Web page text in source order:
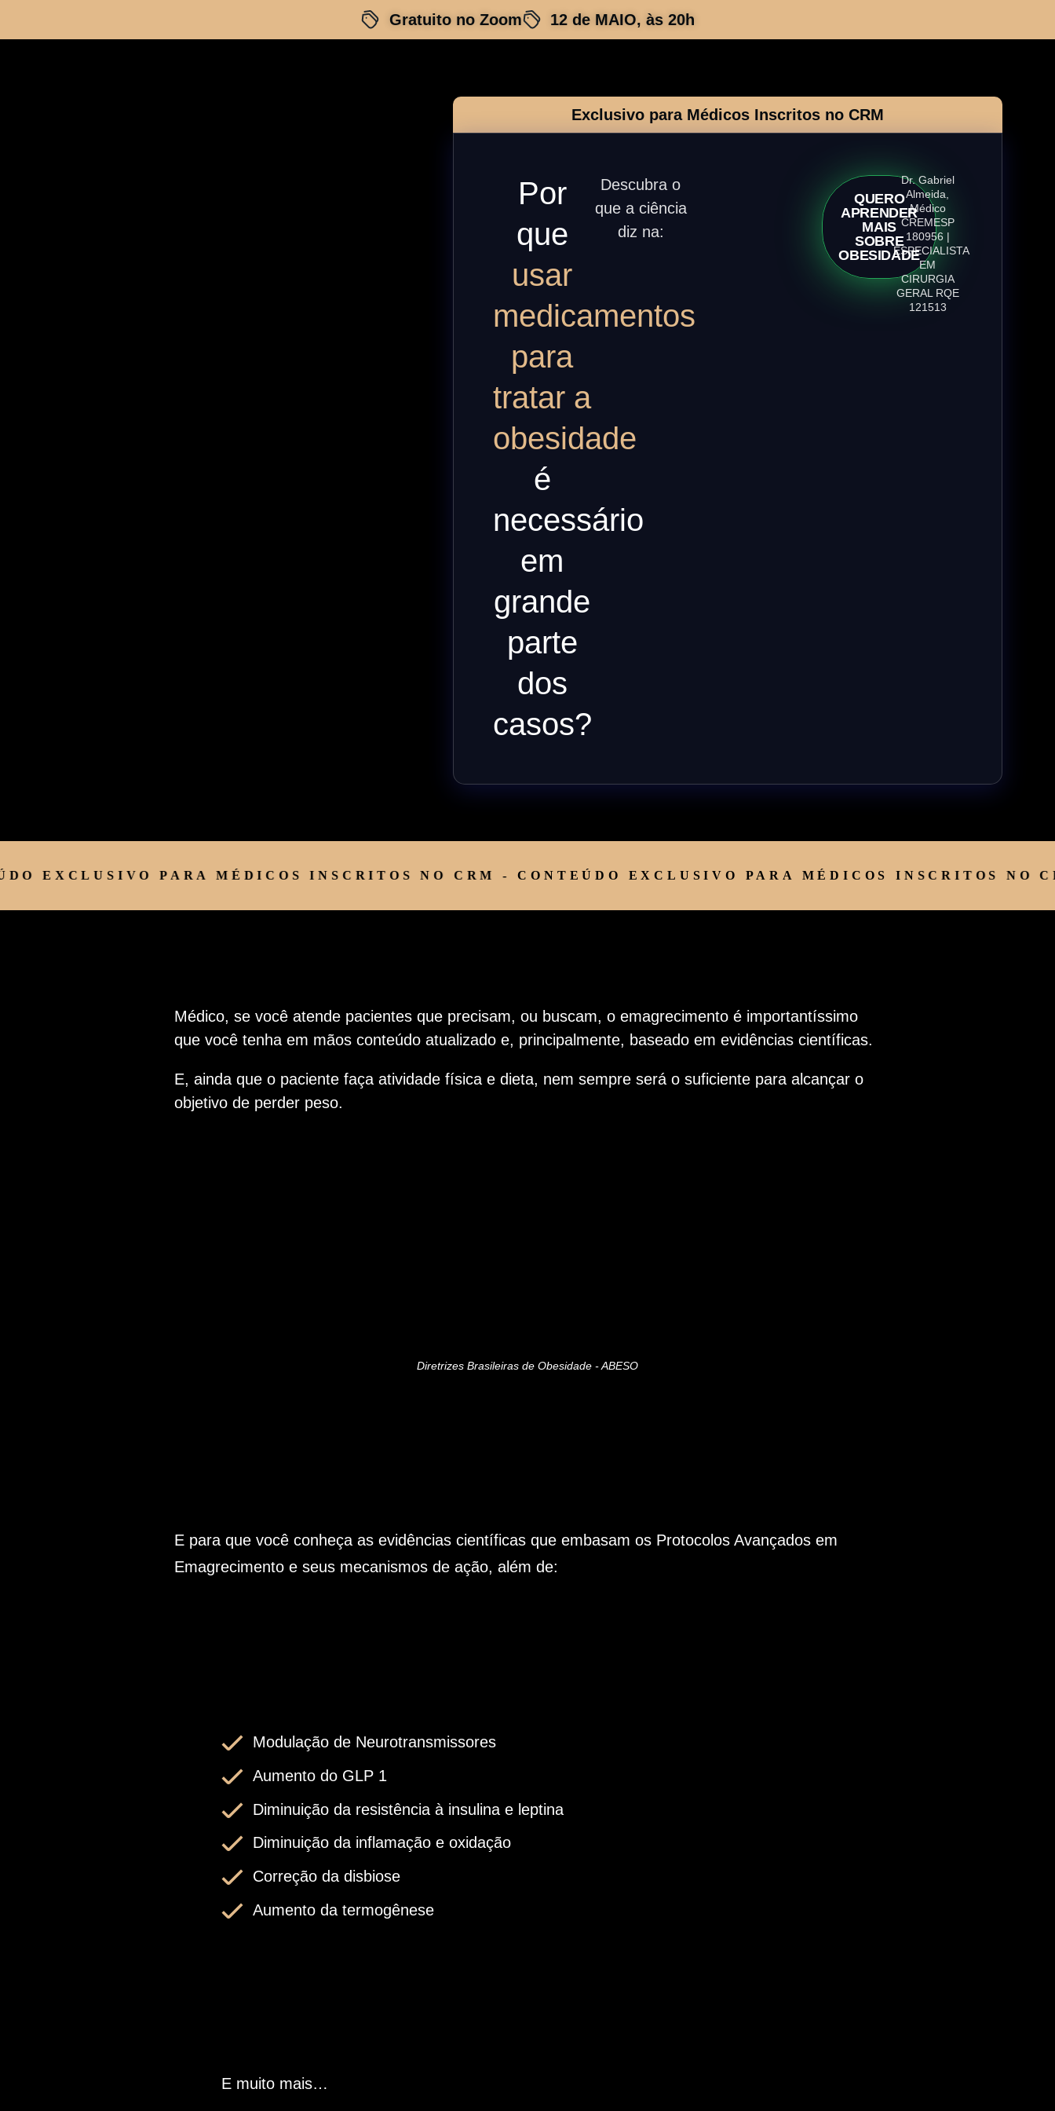
Gratuito no Zoom 12 de MAIO, às 20h
Exclusivo para Médicos Inscritos no CRM
Por
que
usar
medicamentos
para
tratar a
obesidade
é
necessário
em
grande
parte
dos
casos?
Descubra o
que a ciência
diz na:
QUERO
APRENDER
MAIS
SOBRE
OBESIDADE
Dr. Gabriel
Almeida,
Médico
CREMESP
180956 |
ESPECIALISTA
EM
CIRURGIA
GERAL RQE
121513
EXCLUSIVO PARA MÉDICOS INSCRITOS NO CRM - CONTEÚDO EXCLUSIVO PARA MÉDICOS INSCRITOS NO CRM
Médico, se você atende pacientes que precisam, ou buscam, o emagrecimento é importantíssimo
que você tenha em mãos conteúdo atualizado e, principalmente, baseado em evidências científicas.
E, ainda que o paciente faça atividade física e dieta, nem sempre será o suficiente para alcançar o
objetivo de perder peso.
Diretrizes Brasileiras de Obesidade - ABESO
E para que você conheça as evidências científicas que embasam os Protocolos Avançados em
Emagrecimento e seus mecanismos de ação, além de:
Modulação de Neurotransmissores
Aumento do GLP 1
Diminuição da resistência à insulina e leptina
Diminuição da inflamação e oxidação
Correção da disbiose
Aumento da termogênese
E muito mais…